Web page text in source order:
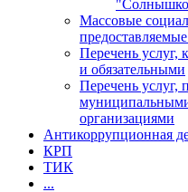
Массовые
Перечень услуг,
и обязательными
Перечень услуг,
организациями
Антикоррупционная
КРП
ТИК
...